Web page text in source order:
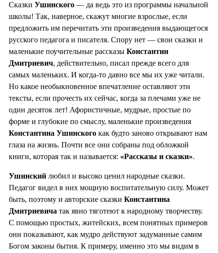
Сказки Ушинского — да ведь это из программы начальной
школы! Так, наверное, скажут многие взрослые, если
предложить им перечитать эти произведения выдающегося
русского педагога и писателя. Спору нет — свои сказки и
маленькие поучительные рассказы Константин
Дмитриевич, действительно, писал прежде всего для
самых маленьких. И когда-то давно все мы их уже читали.
Но какое необыкновенное впечатление оставляют эти
тексты, если прочесть их сейчас, когда за плечами уже не
один десяток лет! Афористичные, мудрые, простые по
форме и глубокие по смыслу, маленькие произведения
Константина Ушинского как будто заново открывают нам
глаза на жизнь. Почти все они собраны под обложкой
книги, которая так и называется: «Рассказы и сказки».
Ушинский любил и высоко ценил народные сказки.
Педагог видел в них мощную воспитательную силу. Может
быть, поэтому и авторские сказки Константина
Дмитриевича так явно тяготеют к народному творчеству.
С помощью простых, житейских, всем понятных примеров
они показывают, как мудро действуют задуманные самим
Богом законы бытия. К примеру, именно это мы видим в